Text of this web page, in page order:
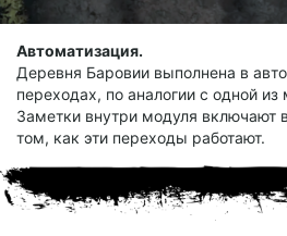
Автоматизация.
Деревня Баровии выполнена в
переходах, по аналогии с одной
Заметки внутри модуля включают
том, как эти переходы работают.